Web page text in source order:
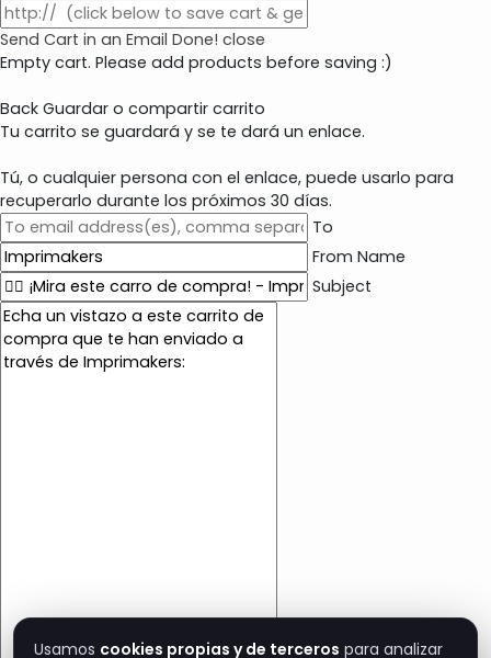
Send Cart in an Email Done! close
Empty cart. Please add products before saving :)
Back Guardar o compartir carrito
Tu carrito se guardará y se te dará un enlace.
Tú, o cualquier persona con el enlace, puede usarlo para
recuperarlo durante los próximos 30 días.
To
From Name
Subject
E
m
a
Usamos cookies propias y de terceros para analizar